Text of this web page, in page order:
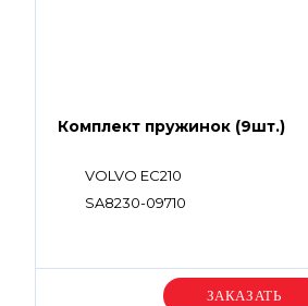
Комплект пружинок (9шт.)
VOLVO EC210
SA8230-09710
Уточняйте цену